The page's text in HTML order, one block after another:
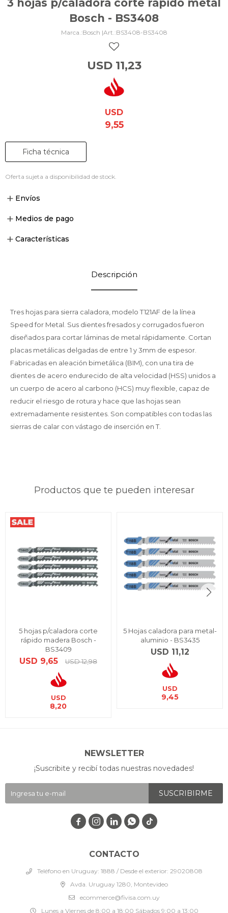
3 hojas p/caladora corte rápido metal
Bosch - BS3408
Bosch | BS3408-BS3408
USD 11,23
USD
9,55
Ficha técnica
Oferta sujeta a disponibilidad de stock.
Envíos
Medios de pago
Características
Descripción
Tres hojas para sierra caladora, modelo T121AF de la línea
Speed for Metal. Sus dientes fresados y corrugados fueron
diseñados para cortar láminas de metal rápidamente. Cortan
placas metálicas delgadas de entre 1 y 3mm de espesor.
Fabricadas en aleación bimetálica (BIM), con una tira de
dientes de acero endurecido de alta velocidad (HSS) unidos a
un cuerpo de acero al carbono (HCS) muy flexible, capaz de
reducir el riesgo de rotura y hace que las hojas sean
extremadamente resistentes. Son compatibles con todas las
sierras de calar con vástago de inserción en T.
Productos que te pueden interesar
5 hojas p/caladora corte
rápido madera Bosch -
BS3409
USD 9,65 USD 12,98
USD
8,20
5 Hojas caladora para metal-
aluminio - BS3435
USD 11,12
USD
9,45
CONTACTO
Teléfono en Uruguay: 1888 / Desde el exterior: 29020808
Avda. Uruguay 1280, Montevideo
ecommerce@fivisa.com.uy
Lunes a Viernes de 8:00 a 18:00 Sábados 9:00 a 13:00
NEWSLETTER
¡Suscribite y recibí todas nuestras novedades!
SUSCRIBIRME
   